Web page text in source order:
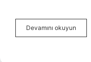
Devamını okuyun
Akça